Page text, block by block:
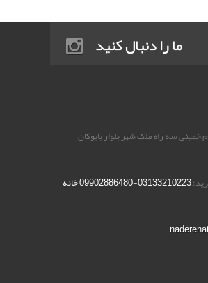
ما را دنبال کنید
خمینی سه راه ملک شهر بلوار بابوکان
03133210223-09902886480 خانه